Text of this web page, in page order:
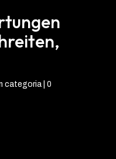
categoria | 0